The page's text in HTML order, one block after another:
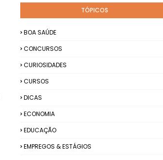
TÓPICOS
BOA SAÚDE
CONCURSOS
CURIOSIDADES
CURSOS
DICAS
ECONOMIA
EDUCAÇÃO
EMPREGOS & ESTÁGIOS